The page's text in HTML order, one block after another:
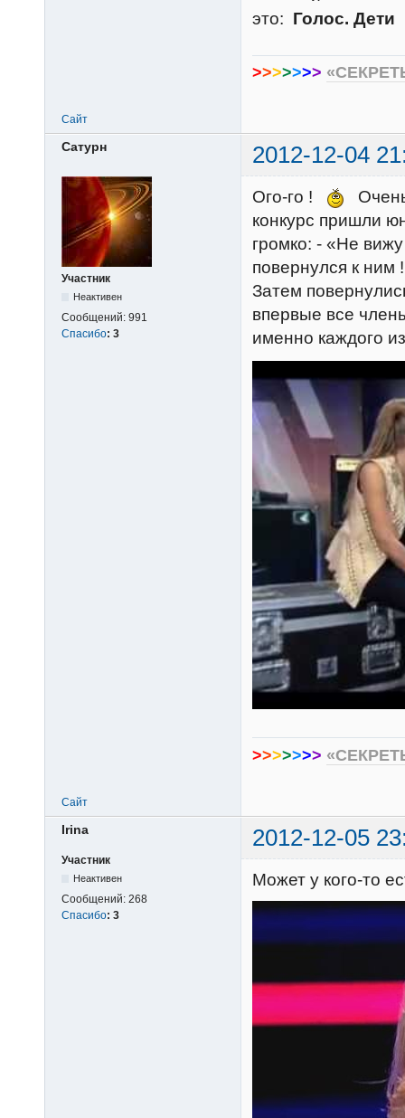
это: Голос. Дети
>>>>>>>
Сайт
Сатурн 2012-12-04
Участник
Неактивен
Сообщений: 991
Спасибо: 3
Ого-го !
конкурс пришли
громко: - «Не
повернулся к
Затем
впервые все
именно каждого
>>>>>>>
Сайт
Irina 2012-12-05
Участник
Неактивен
Сообщений: 268
Спасибо: 3
Может у кого-то